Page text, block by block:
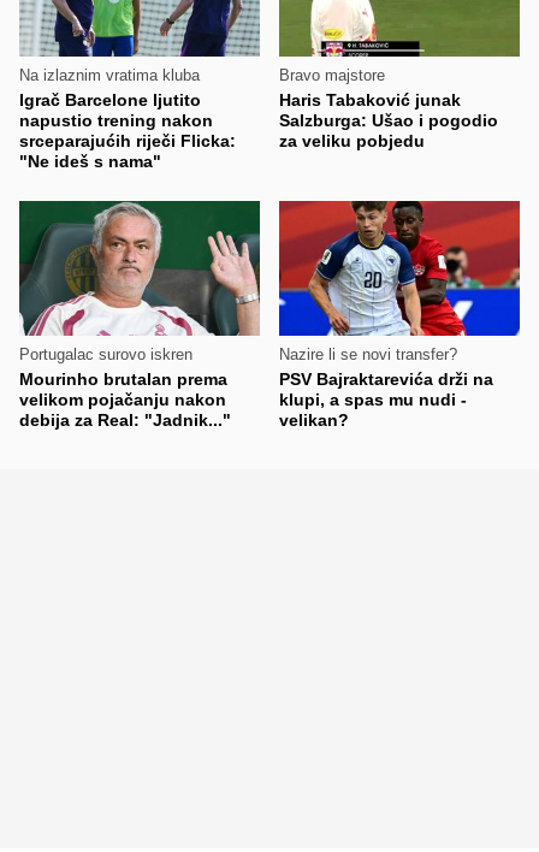
Na izlaznim vratima kluba
Igrač Barcelone ljutito
napustio trening nakon
srceparajućih riječi Flicka:
"Ne ideš s nama"
Bravo majstore
Haris Tabaković junak
Salzburga: Ušao i pogodio
za veliku pobjedu
Portugalac surovo iskren
Mourinho brutalan prema
velikom pojačanju nakon
debija za Real: "Jadnik..."
Nazire li se novi transfer?
PSV Bajraktarevića drži na
klupi, a spas mu nudi -
velikan?